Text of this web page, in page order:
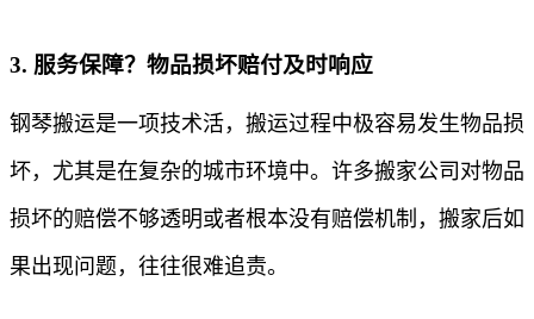
3. 服务保障？物品损坏赔付及时响应
钢琴搬运是一项技术活，搬运过程中极容易发生物品损
坏，尤其是在复杂的城市环境中。许多搬家公司对物品
损坏的赔偿不够透明或者根本没有赔偿机制，搬家后如
果出现问题，往往很难追责。